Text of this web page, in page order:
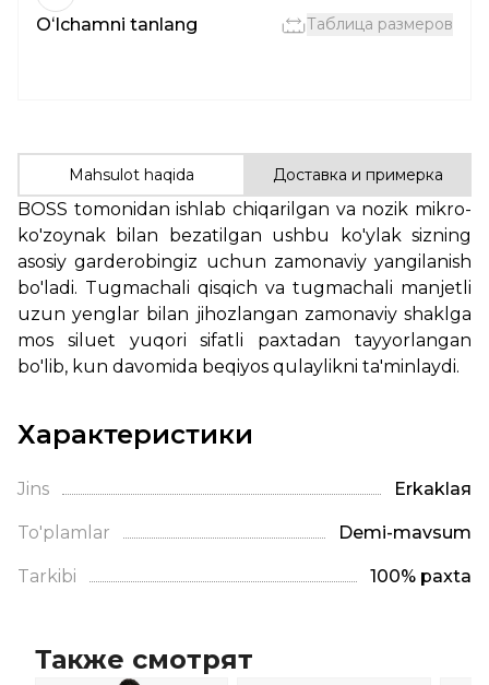
Oʻlchamni tanlang Таблица размеров
Mahsulot haqida Доставка и примерка
BOSS tomonidan ishlab chiqarilgan va nozik mikro-
ko'zoynak bilan bezatilgan ushbu ko'ylak sizning
asosiy garderobingiz uchun zamonaviy yangilanish
bo'ladi. Tugmachali qisqich va tugmachali manjetli
uzun yenglar bilan jihozlangan zamonaviyshaklga
mos siluet yuqori sifatli paxtadan tayyorlangan
bo'lib, kun davomida beqiyos qulaylikni ta'minlaydi.
Характеристики
Jins Erkaklая
To'plamlar Demi-mavsum
Tarkibi 100% paxta
Также смотрят